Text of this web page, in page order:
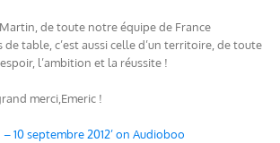
de toute notre équipe de France
table, c’est aussi celle d’un territoire, de toute
l’ambition et la réussite !
merci,Emeric !
10 septembre 2012’ on Audioboo